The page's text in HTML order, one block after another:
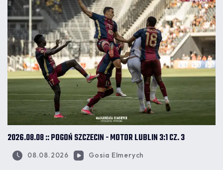
2026.08.08 :: POGOŃ SZCZECIN - MOTOR LUBLIN 3:1 CZ. 3
08.08.2026 Gosia Elmerych